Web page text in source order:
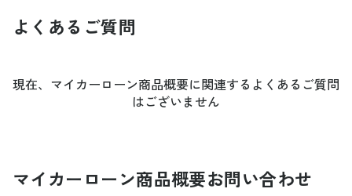
よくあるご質問
現在、マイカーローン商品概要に関連するよくあるご質問
はございません
マイカーローン商品概要お問い合わせ